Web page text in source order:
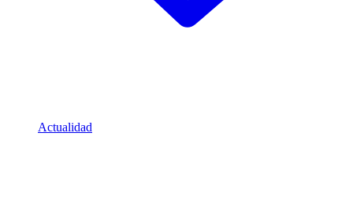
Actualidad